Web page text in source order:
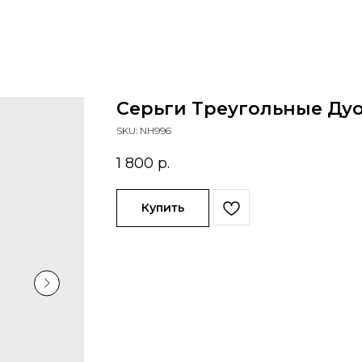
Серьги Треугольные
SKU: NH996
1 800 р.
Купить